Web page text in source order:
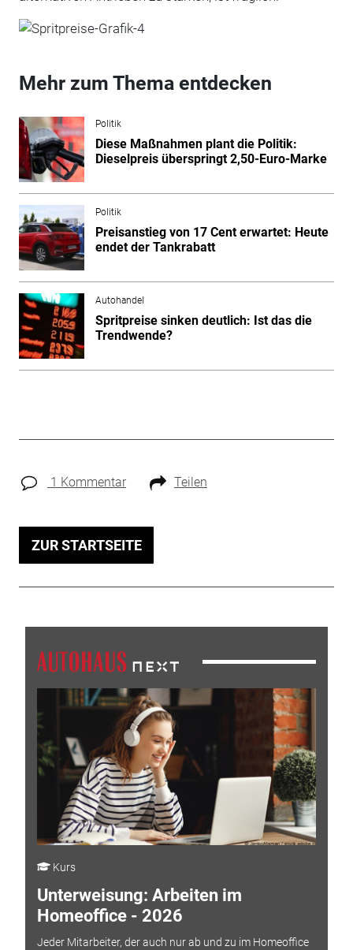
Mehr zum Thema entdecken
Politik
Diese Maßnahmen plant die Politik:
Dieselpreis überspringt 2,50-Euro-Marke
Politik
Preisanstieg von 17 Cent erwartet: Heute
endet der Tankrabatt
Autohandel
Spritpreise sinken deutlich: Ist das die
Trendwende?
1 Kommentar Teilen
ZUR STARTSEITE
Kurs
Unterweisung: Arbeiten im
Homeoffice - 2026
Jeder Mitarbeiter, der auch nur ab und zu im Homeoffice